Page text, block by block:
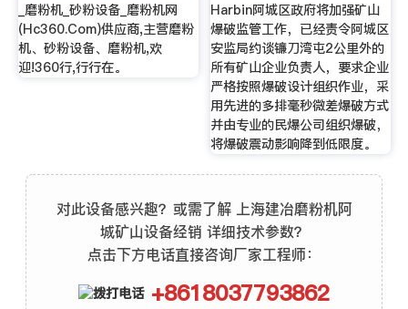
_磨粉机_砂粉设备_磨粉机网
(Hc360.Com)供应商,主营磨粉
机、砂粉设备、磨粉机,欢
迎!360行,行行在。
Harbin阿城区政府将加强矿山
爆破监管工作，已经责令阿城区
安监局约谈镰刀湾屯2公里外的
所有矿山企业负责人，要求企业
严格按照爆破设计组织作业，采
用先进的多排毫秒微差爆破方式
并由专业的民爆公司组织爆破，
将爆破震动影响降到低限度。
对此设备感兴趣？或需了解 上海建冶磨粉机阿
城矿山设备经销 详细技术参数？
点击下方电话直接咨询厂家工程师：
+8618037793862